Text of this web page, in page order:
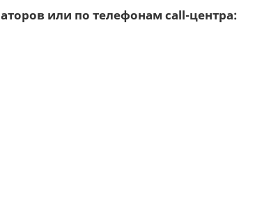
или по телефонам call-центра: